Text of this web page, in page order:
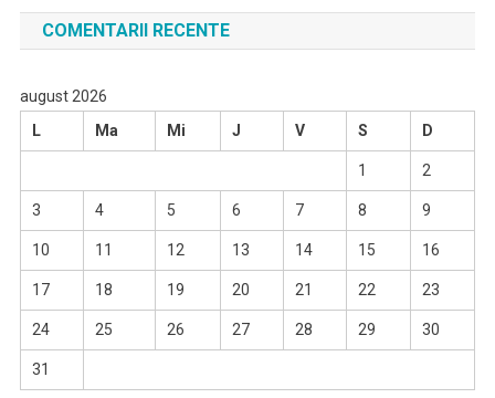
COMENTARII RECENTE
august 2026
L
Ma Mi J V S D
1 2
3 4 5 6 7 8 9
10 11 12 13 14 15 16
17 18 19 20 21 22 23
24 25 26 27 28 29 30
31